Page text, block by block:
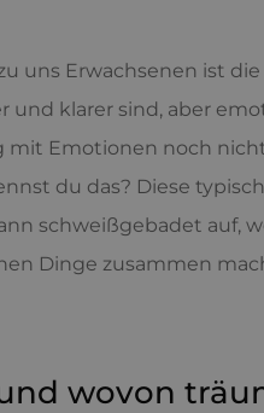
uns Erwachsenen ist
und klarer sind, aber
mit Emotionen noch
du das? Diese
schweißgebadet auf,
Dinge zusammen
wovon